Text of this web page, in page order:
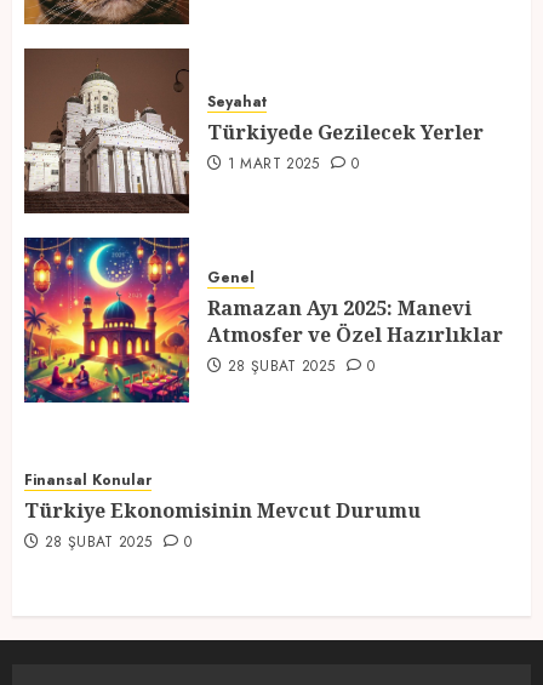
4
1 MART 2025
5
Atmosfer ve Özel Hazırlıklar
28 ŞUBAT 2025 0
Seyahat
Türkiyede Gezilecek Yerler
1 MART 2025 0
Genel
Ramazan Ayı 2025: Manevi
Atmosfer ve Özel Hazırlıklar
28 ŞUBAT 2025 0
Finansal Konular
Türkiye Ekonomisinin Mevcut Durumu
28 ŞUBAT 2025 0